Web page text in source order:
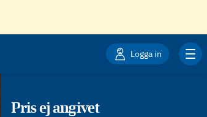
Logga in
Pris ej angivet